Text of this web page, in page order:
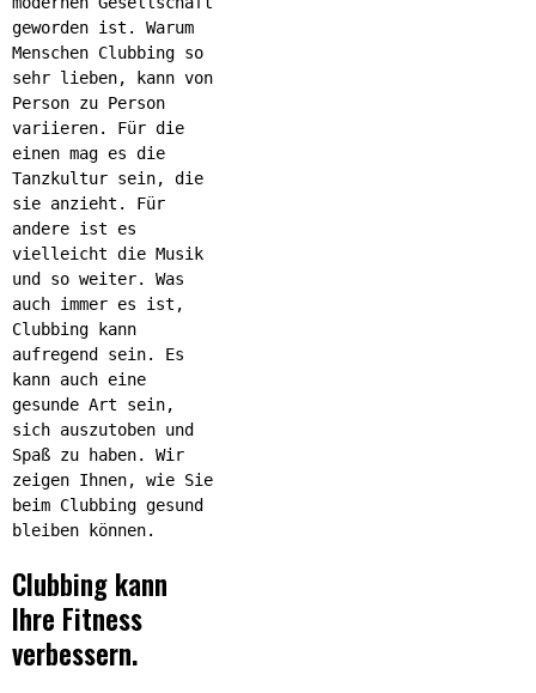
geworden ist. Warum
Menschen Clubbing so
sehr lieben, kann von
Person zu Person
variieren. Für die
einen mag es die
Tanzkultur sein, die
sie anzieht. Für
andere ist es
vielleicht die Musik
und so weiter. Was
auch immer es ist,
Clubbing kann
aufregend sein. Es
kann auch eine
gesunde Art sein,
sich auszutoben und
Spaß zu haben. Wir
zeigen Ihnen, wie Sie
beim Clubbing gesund
bleiben können.
Clubbing kann
Ihre Fitness
verbessern.